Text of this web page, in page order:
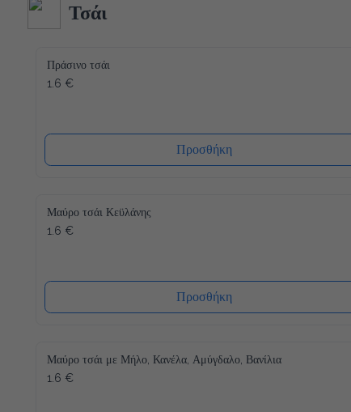
Τσάι
Πράσινο τσάι
1.6 €
Προσθήκη
Μαύρο τσάι Κεϋλάνης
1.6 €
Προσθήκη
Μαύρο τσάι με Μήλο, Κανέλα, Αμύγδαλο, Βανίλια
1.6 €